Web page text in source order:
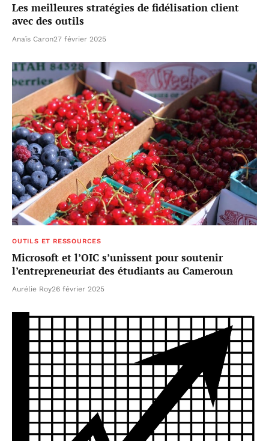
Les meilleures stratégies de fidélisation client
avec des outils
Anaïs Caron27 février 2025
OUTILS ET RESSOURCES
Microsoft et l’OIC s’unissent pour soutenir
l’entrepreneuriat des étudiants au Cameroun
Aurélie Roy26 février 2025